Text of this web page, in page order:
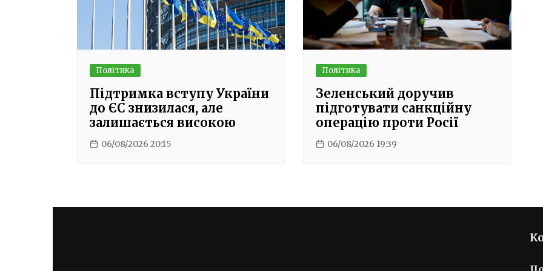
Політика
Підтримка вступу України
до ЄС знизилася, але
залишається високою
06/08/2026 20:15
Політика
Зеленський доручив
підготувати санкційну
операцію проти Росії
06/08/2026 19:39